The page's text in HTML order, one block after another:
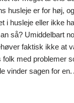
husleje er for høj,
i husleje eller ikke
så? Umiddelbart
faktisk ikke at
med problemer
vinder sagen for en.